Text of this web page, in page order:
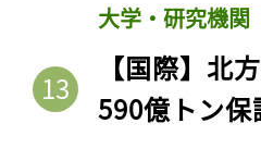
大学・研究機関
【国際】北
590億トン